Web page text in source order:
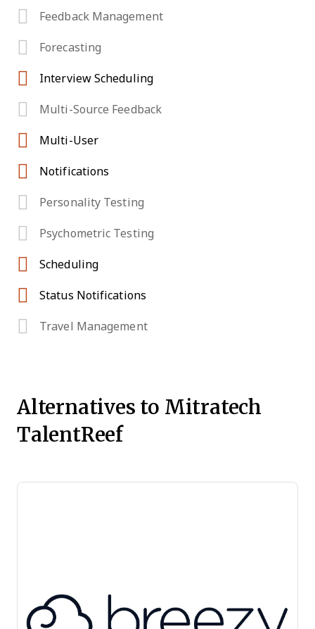
Feedback Management
Forecasting
Interview Scheduling
Multi-Source Feedback
Multi-User
Notifications
Personality Testing
Psychometric Testing
Scheduling
Status Notifications
Travel Management
Alternatives to Mitratech
TalentReef